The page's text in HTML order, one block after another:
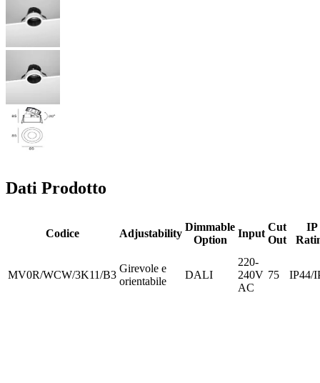
Dati Prodotto
Codice Adjustability
Dimmable
Option
Input
Cut
Out
IP
MV0R/WCW/3K11/B3
Girevole e
orientabile
DALI
220-
240V
AC
75 IP44/